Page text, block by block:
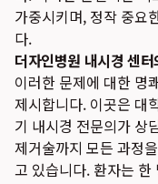
가중시키며, 정작 중요
다.
더자인병원 내시경 센
이러한 문제에 대한 명
제시합니다. 이곳은 대
기 내시경 전문의가 상
제거술까지 모든 과정
고 있습니다. 환자는